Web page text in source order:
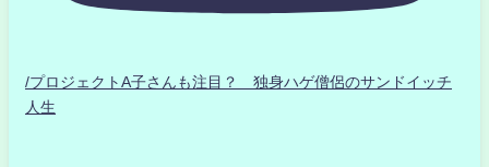
/プロジェクトA子さんも注目？ 独身ハゲ僧侶のサンドイッチ
人生